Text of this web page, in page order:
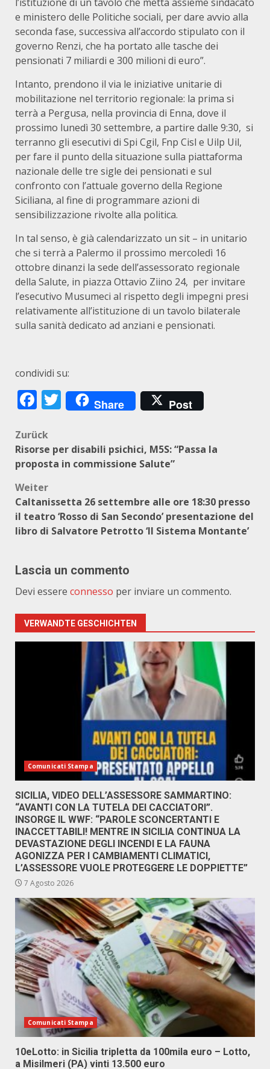
e ministero delle Politiche sociali, per dare avvio alla
seconda fase, successiva all’accordo stipulato con il
governo Renzi, che ha portato alle tasche dei
pensionati 7 miliardi e 300 milioni di euro”.
Intanto, prendono il via le iniziative unitarie di
mobilitazione nel territorio regionale: la prima si
terrà a Pergusa, nella provincia di Enna, dove il
prossimo lunedì 30 settembre, a partire dalle 9:30, si
terranno gli esecutivi di Spi Cgil, Fnp Cisl e Uilp Uil,
per fare il punto della situazione sulla piattaforma
nazionale delle tre sigle dei pensionati e sul
confronto con l’attuale governo della Regione
Siciliana, al fine di programmare azioni di
sensibilizzazione rivolte alla politica.
In tal senso, è già calendarizzato un sit – in unitario
che si terrà a Palermo il prossimo mercoledì 16
ottobre dinanzi la sede dell’assessorato regionale
della Salute, in piazza Ottavio Ziino 24, per invitare
l’esecutivo Musumeci al rispetto degli impegni presi
relativamente all’istituzione di un tavolo bilaterale
sulla sanità dedicato ad anziani e pensionati.
condividi su:
Facebook
Twitter
Share Post
Beitragsnavigation
Zurück
Risorse per disabili psichici, M5S: “Passa la
proposta in commissione Salute”
Weiter
Caltanissetta 26 settembre alle ore 18:30 presso
il teatro ‘Rosso di San Secondo’ presentazione del
libro di Salvatore Petrotto ‘Il Sistema Montante’
Lascia un commento
Devi essere connesso per inviare un commento.
VERWANDTE GESCHICHTEN
Comunicati Stampa
SICILIA, VIDEO DELL’ASSESSORE SAMMARTINO:
“AVANTI CON LA TUTELA DEI CACCIATORI”.
INSORGE IL WWF: “PAROLE SCONCERTANTI E
INACCETTABILI! MENTRE IN SICILIA CONTINUA LA
DEVASTAZIONE DEGLI INCENDI E LA FAUNA
AGONIZZA PER I CAMBIAMENTI CLIMATICI,
L’ASSESSORE VUOLE PROTEGGERE LE DOPPIETTE”
7 Agosto 2026
Comunicati Stampa
10eLotto: in Sicilia tripletta da 100mila euro – Lotto,
a Misilmeri (PA) vinti 13.500 euro